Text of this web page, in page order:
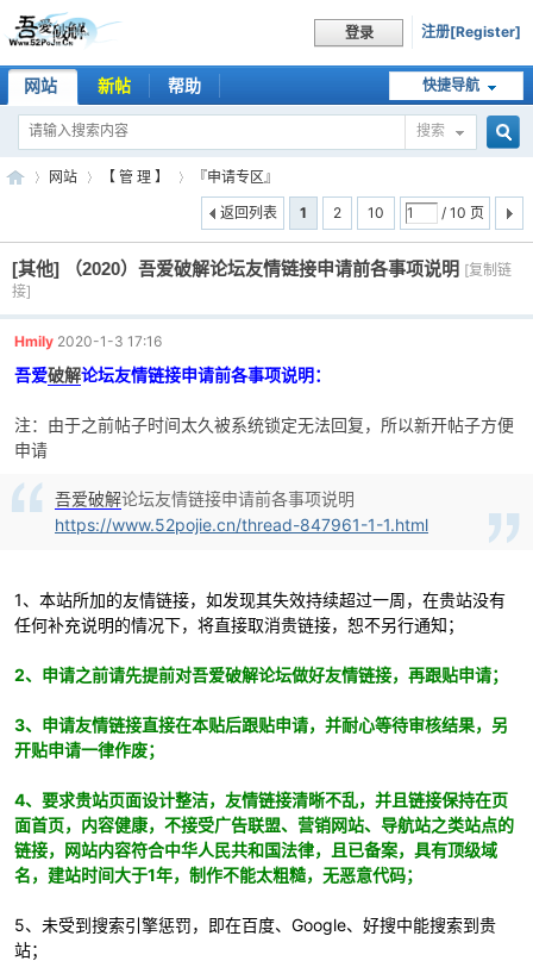
登录 注册[Register]
快捷导航
网站 新帖 帮助
搜索
索
吾
爱
破
»
网站
›
【 管 理 】
›
『申请专区』
1
2 10 / 10 页
返回列表
[其他] （2020）吾爱破解论坛友情链接申请前各事项说明 [复制链
接]
Hmily 2020-1-3 17:16
吾爱破解论坛友情链接申请前各事项说明：
注：由于之前帖子时间太久被系统锁定无法回复，所以新开帖子方便
申请
吾爱破解论坛友情链接申请前各事项说明
https://www.52pojie.cn/thread-847961-1-1.html
1、本站所加的友情链接，如发现其失效持续超过一周，在贵站没有
任何补充说明的情况下，将直接取消贵链接，恕不另行通知；
2、申请之前请先提前对吾爱破解论坛做好友情链接，再跟贴申请；
3、申请友情链接直接在本贴后跟贴申请，并耐心等待审核结果，另
开贴申请一律作废；
4、要求贵站页面设计整洁，友情链接清晰不乱，并且链接保持在页
面首页，内容健康，不接受广告联盟、营销网站、导航站之类站点的
链接，网站内容符合中华人民共和国法律，且已备案，具有顶级域
名，建站时间大于1年，制作不能太粗糙，无恶意代码；
5、未受到搜索引擎惩罚，即在百度、Google、好搜中能搜索到贵
站；